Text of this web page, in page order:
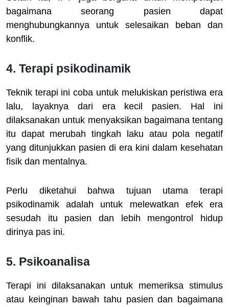
bagaimana seorang pasien dapat
menghubungkannya untuk selesaikan beban dan
konflik.
4. Terapi psikodinamik
Teknik terapi ini coba untuk melukiskan peristiwa era
lalu, layaknya dari era kecil pasien. Hal ini
dilaksanakan untuk menyaksikan bagaimana tentang
itu dapat merubah tingkah laku atau pola negatif
yang ditunjukkan pasien di era kini dalam kesehatan
fisik dan mentalnya.
Perlu diketahui bahwa tujuan utama terapi
psikodinamik adalah untuk melewatkan efek era
sesudah itu pasien dan lebih mengontrol hidup
dirinya pas ini.
5. Psikoanalisa
Terapi ini dilaksanakan untuk memeriksa stimulus
atau keinginan bawah tahu pasien dan bagaimana